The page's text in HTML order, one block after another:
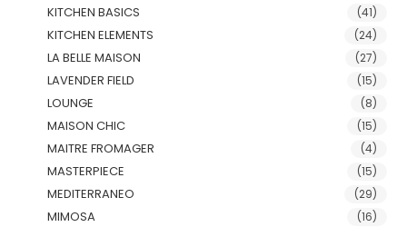
KITCHEN BASICS (41)
KITCHEN ELEMENTS (24)
LA BELLE MAISON (27)
LAVENDER FIELD (15)
LOUNGE (8)
MAISON CHIC (15)
MAITRE FROMAGER (4)
MASTERPIECE (15)
MEDITERRANEO (29)
MIMOSA (16)